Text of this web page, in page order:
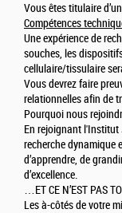
Vous êtes titulaire
Compétences
Une expérience de
souches, les
cellulaire/tissulaire
Vous devrez faire
relationnelles afin de
Pourquoi nous
En rejoignant l'Institut
recherche dynamique
d’apprendre, de
d’excellence.
…ET CE N’EST PAS
Les à-côtés de votre